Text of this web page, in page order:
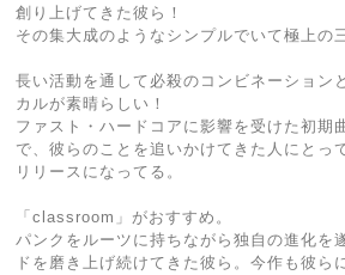
創り上げてきた彼ら！
その集大成のようなシンプルでいて極上の
長い活動を通して必殺のコンビネーション
カルが素晴らしい！
ファスト・ハードコアに影響を受けた初期
で、彼らのことを追いかけてきた人にとっ
リリースになってる。
「classroom」がおすすめ。
パンクをルーツに持ちながら独自の進化を
ドを磨き上げ続けてきた彼ら。今作も彼ら